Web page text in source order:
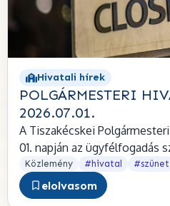
Hivatali hírek
POLGÁRMESTERI
2026.07.01.
A Tiszakécskei
01. napján az ügyfélfogadás
Közlemény #hivatal #szünet
elolvasom